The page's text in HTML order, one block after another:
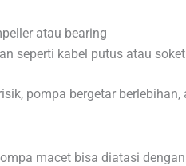
atau bearing
seperti kabel putus atau
pompa bergetar
macet bisa diatasi